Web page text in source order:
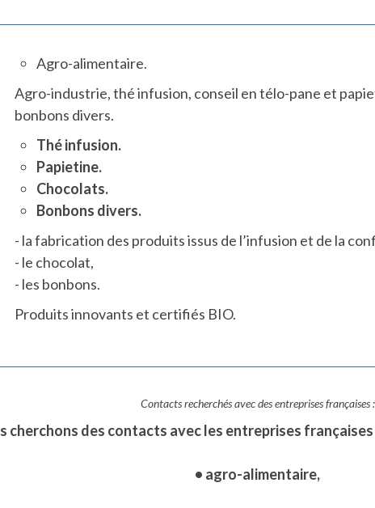
Agro-alimentaire.
Agro-industrie, thé infusion, conseil en télo-pane et
bonbons divers.
Thé infusion.
Papietine.
Chocolats.
Bonbons divers.
- la fabrication des produits issus de l’infusion et de la
- le chocolat,
- les bonbons.
Produits innovants et certifiés BIO.
Contacts recherchés avec des entreprises françaises :
cherchons des contacts avec les entreprises
• agro-alimentaire,